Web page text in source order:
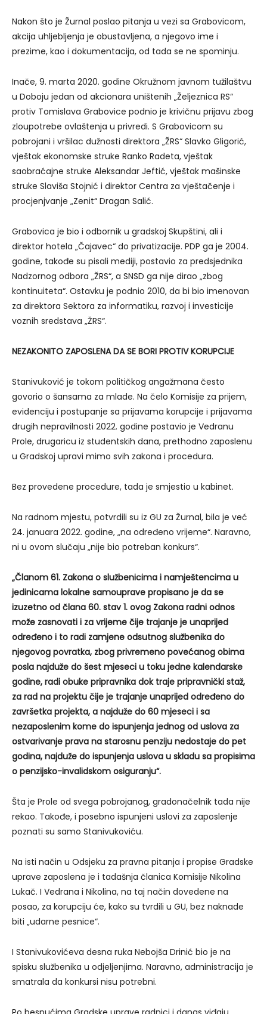
Nakon što je Žurnal poslao pitanja u vezi sa Grabovicom,
akcija uhljebljenja je obustavljena, a njegovo ime i
prezime, kao i dokumentacija, od tada se ne spominju.
Inače, 9. marta 2020. godine Okružnom javnom tužilaštvu
u Doboju jedan od akcionara uništenih „Željeznica RS“
protiv Tomislava Grabovice podnio je krivičnu prijavu zbog
zloupotrebe ovlaštenja u privredi. S Grabovicom su
pobrojani i vršilac dužnosti direktora „ŽRS“ Slavko Gligorić,
vještak ekonomske struke Ranko Radeta, vještak
saobraćajne struke Aleksandar Jeftić, vještak mašinske
struke Slaviša Stojnić i direktor Centra za vještačenje i
procjenjvanje „Zenit“ Dragan Salić.
Grabovica je bio i odbornik u gradskoj Skupštini, ali i
direktor hotela „Čajavec“ do privatizacije. PDP ga je 2004.
godine, takođe su pisali mediji, postavio za predsjednika
Nadzornog odbora „ŽRS“, a SNSD ga nije dirao „zbog
kontinuiteta“. Ostavku je podnio 2010, da bi bio imenovan
za direktora Sektora za informatiku, razvoj i investicije
voznih sredstava „ŽRS“.
NEZAKONITO ZAPOSLENA DA SE BORI PROTIV KORUPCIJE
Stanivuković je tokom političkog angažmana često
govorio o šansama za mlade. Na čelo Komisije za prijem,
evidenciju i postupanje sa prijavama korupcije i prijavama
drugih nepravilnosti 2022. godine postavio je Vedranu
Prole, drugaricu iz studentskih dana, prethodno zaposlenu
u Gradskoj upravi mimo svih zakona i procedura.
Bez provedene procedure, tada je smjestio u kabinet.
Na radnom mjestu, potvrdili su iz GU za Žurnal, bila je već
24. januara 2022. godine, „na određeno vrijeme“. Naravno,
ni u ovom slučaju „nije bio potreban konkurs“.
„Članom 61. Zakona o službenicima i namještencima u
jedinicama lokalne samouprave propisano je da se
izuzetno od člana 60. stav 1. ovog Zakona radni odnos
može zasnovati i za vrijeme čije trajanje je unaprijed
određeno i to radi zamjene odsutnog službenika do
njegovog povratka, zbog privremeno povećanog obima
posla najduže do šest mjeseci u toku jedne kalendarske
godine, radi obuke pripravnika dok traje pripravnički staž,
za rad na projektu čije je trajanje unaprijed određeno do
završetka projekta, a najduže do 60 mjeseci i sa
nezaposlenim kome do ispunjenja jednog od uslova za
ostvarivanje prava na starosnu penziju nedostaje do pet
godina, najduže do ispunjenja uslova u skladu sa propisima
o penzijsko-invalidskom osiguranju“.
Šta je Prole od svega pobrojanog, gradonačelnik tada nije
rekao. Takođe, i posebno ispunjeni uslovi za zaposlenje
poznati su samo Stanivukoviću.
Na isti način u Odsjeku za pravna pitanja i propise Gradske
uprave zaposlena je i tadašnja članica Komisije Nikolina
Lukač. I Vedrana i Nikolina, na taj način dovedene na
posao, za korupciju će, kako su tvrdili u GU, bez naknade
biti „udarne pesnice“.
I Stanivukovićeva desna ruka Nebojša Drinić bio je na
spisku službenika u odjeljenjima. Naravno, administracija je
smatrala da konkursi nisu potrebni.